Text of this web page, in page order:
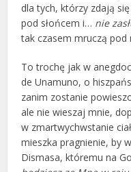
dla tych, którzy zdają
pod słońcem i… nie
tak czasem mruczą pod
To trochę jak w
de Unamuno, o
zanim zostanie
ale nie wieszaj mnie,
w zmartwychwstanie
mieszka pragnienie, by
Dismasa, któremu na